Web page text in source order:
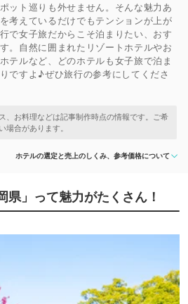
ット巡りも外せません。そんな魅力あ
考えているだけでもテンションが上が
で女子旅だからこそ泊まりたい、おす
。自然に囲まれたリゾートホテルやお
テルなど、どのホテルも女子旅で泊ま
ですよ♪ぜひ旅行の参考にしてくださ
ホテルの選定と売上のしくみ、参考価格について
県」って魅力がたくさん！